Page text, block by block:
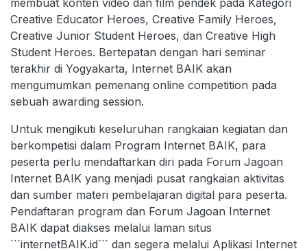
membuat konten video dan film pendek pada Kategori
Creative Educator Heroes, Creative Family Heroes,
Creative Junior Student Heroes, dan Creative High
Student Heroes. Bertepatan dengan hari seminar
terakhir di Yogyakarta, Internet BAIK akan
mengumumkan pemenang online competition pada
sebuah awarding session.
Untuk mengikuti keseluruhan rangkaian kegiatan dan
berkompetisi dalam Program Internet BAIK, para
peserta perlu mendaftarkan diri pada Forum Jagoan
Internet BAIK yang menjadi pusat rangkaian aktivitas
dan sumber materi pembelajaran digital para peserta.
Pendaftaran program dan Forum Jagoan Internet
BAIK dapat diakses melalui laman situs
```internetBAIK.id``` dan segera melalui Aplikasi Internet